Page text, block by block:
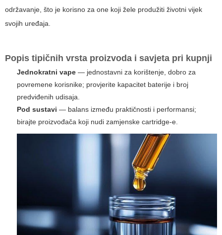
održavanje, što je korisno za one koji žele produžiti životni vijek
svojih uređaja.
Popis tipičnih vrsta proizvoda i savjeta pri kupnji
Jednokratni vape — jednostavni za korištenje, dobro za
povremene korisnike; provjerite kapacitet baterije i broj
predviđenih udisaja.
Pod sustavi — balans između praktičnosti i performansi;
birajte proizvođača koji nudi zamjenske cartridge-e.